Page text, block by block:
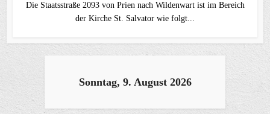
Die Staatsstraße 2093 von Prien nach Wildenwart ist im Bereich
der Kirche St. Salvator wie folgt...
Sonntag, 9. August 2026